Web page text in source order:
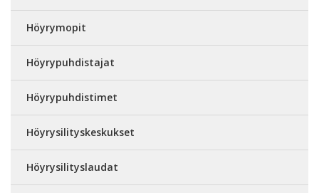
Höyrymopit
Höyrypuhdistajat
Höyrypuhdistimet
Höyrysilityskeskukset
Höyrysilityslaudat